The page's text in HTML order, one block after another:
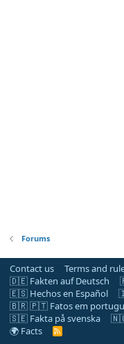
Forums
Contact us Terms and
🇩🇪 Fakten auf Deutsch
🇪🇸 Hechos en Español
🇧🇷 🇵🇹 Fatos em
🇸🇪 Fakta på svenska
🌍 Facts
R